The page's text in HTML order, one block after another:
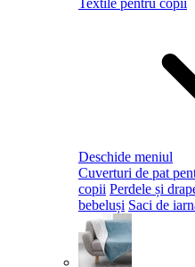
Textile pentru copii
Deschide meniul
Cuverturi de pat
copii Perdele și
bebeluși Saci de